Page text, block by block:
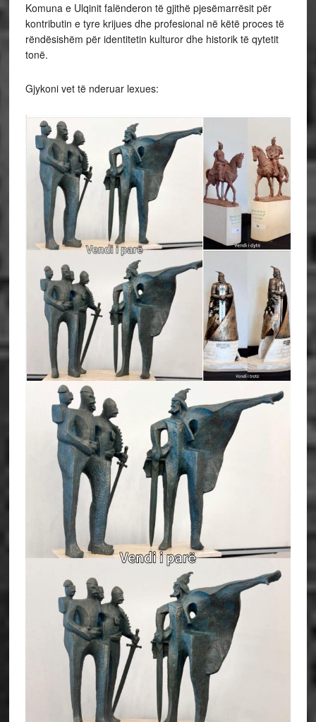
Komuna e Ulqinit falënderon të gjithë pjesëmarrësit për
kontributin e tyre krijues dhe profesional në këtë proces të
rëndësishëm për identitetin kulturor dhe historik të qytetit
tonë.
Gjykoni vet të nderuar lexues: